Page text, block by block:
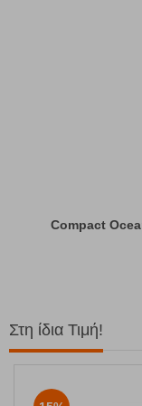
Compact
Στη ίδια Τιμή!